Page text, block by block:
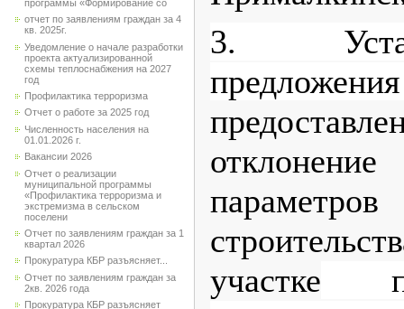
программы «Формирование со
отчет по заявлениям граждан за 4
кв. 2025г.
Уведомление о начале разработки
проекта актуализированной
схемы теплоснабжения на 2027
год
Профилактика терроризма
Отчет о работе за 2025 год
Численность населения на
01.01.2026 г.
Вакансии 2026
Отчет о реализации
муниципальной программы
«Профилактика терроризма и
экстремизма в сельском
поселени
Отчет по заявлениям граждан за 1
квартал 2026
Прокуратура КБР разъясняет...
Отчет по заявлениям граждан за
2кв. 2026 года
Прокуратура КБР разъясняет
3.
участке